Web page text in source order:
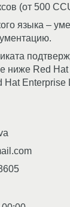
(от 500
языка –
ниже Red Hat
Hat Enterprise